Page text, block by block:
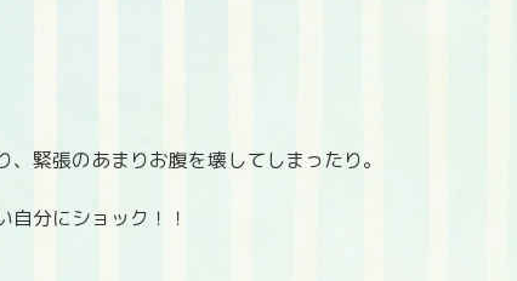
緊張のあまりお腹を壊してしまったり。
分にショック！！